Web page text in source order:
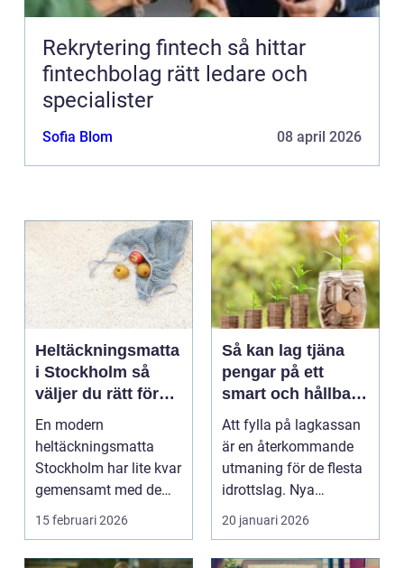
Rekrytering fintech så hittar
fintechbolag rätt ledare och
specialister
Sofia Blom 08 april 2026
Heltäckningsmatta
i Stockholm så
väljer du rätt för
hem och kontor
En modern
heltäckningsmatta
Stockholm har lite kvar
gemensamt med de
platta, trista varianter
15 februari 2026
Så kan lag tjäna
pengar på ett
smart och hållbart
sätt
Att fylla på lagkassan
är en återkommande
utmaning för de flesta
idrottslag. Nya
matchställ, cuper, ...
20 januari 2026